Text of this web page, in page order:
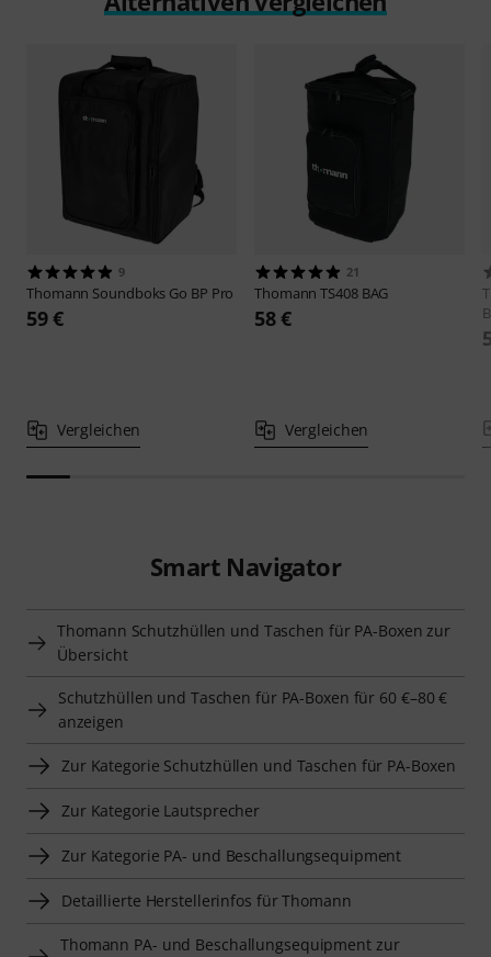
9
Thomann Soundboks Go BP Pro
59 €
Vergleichen
21
ThomannTS408 BAG
58 €
Vergleichen
Smart Navigator
Thomann Schutzhüllen und Taschen für PA-Boxen zur
Übersicht
Schutzhüllen und Taschen für PA-Boxen für 60 €–80 €
anzeigen
Zur Kategorie Schutzhüllen und Taschen für PA-Boxen
Zur Kategorie Lautsprecher
Zur Kategorie PA- und Beschallungsequipment
Detaillierte Herstellerinfos für Thomann
Thomann PA- und Beschallungsequipment zur